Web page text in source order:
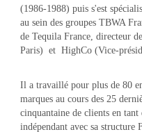
(1986-1988) puis s'est
au sein des groupes TBWA
de Tequila France, directeur
Paris) et HighCo (Vice-
Il a travaillé pour plus de 80
marques au cours des 25
cinquantaine de clients en tant
indépendant avec sa structure